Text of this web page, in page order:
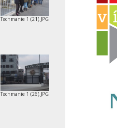
Techmanie 1 (21).JPG
Techmanie 1 (26).JPG